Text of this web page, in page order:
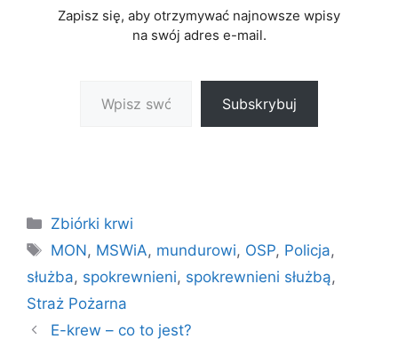
Zapisz się, aby otrzymywać najnowsze wpisy
na swój adres e-mail.
Subskrybuj
Kategorie
Zbiórki krwi
Tagi
MON, MSWiA, mundurowi, OSP, Policja,
służba, spokrewnieni, spokrewnieni służbą,
Straż Pożarna
E-krew – co to jest?